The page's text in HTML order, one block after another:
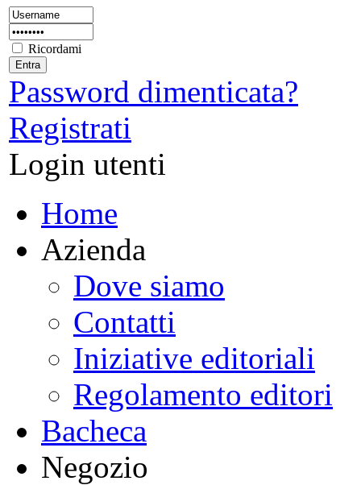
Ricordami
Password dimenticata?
Registrati
Login utenti
Home
Azienda
Dove siamo
Contatti
Iniziative editoriali
Regolamento editori
Bacheca
Negozio